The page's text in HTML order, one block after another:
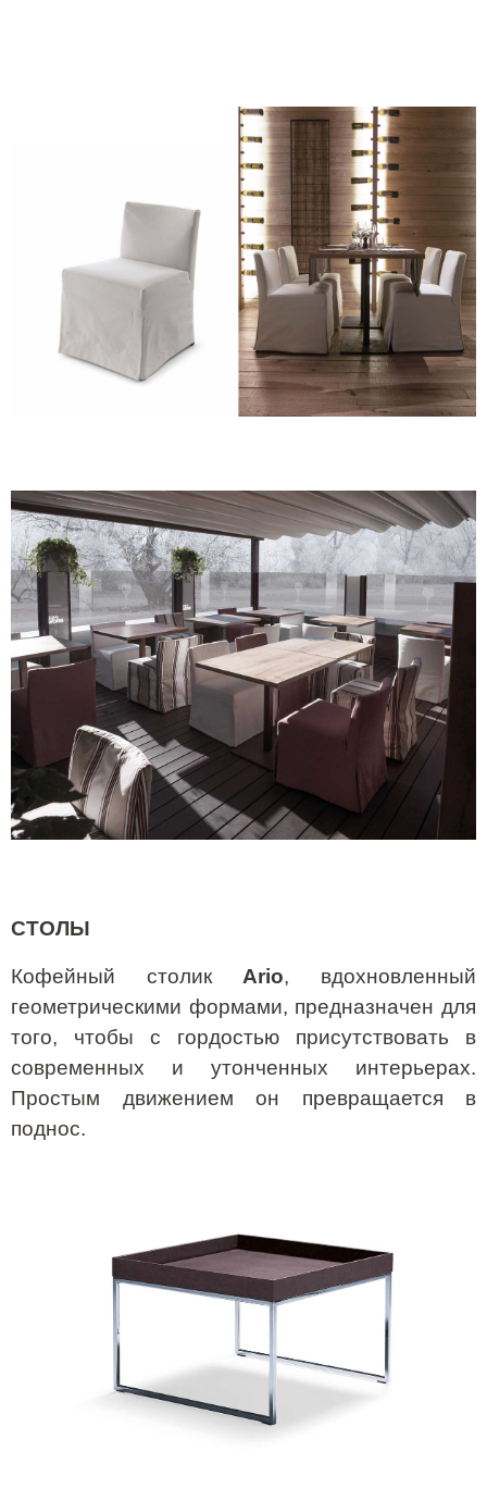
СТОЛЫ
Кофейный столик Ario, вдохновленный
геометрическими формами, предназначен для
того, чтобы с гордостью присутствовать в
современных и утонченных интерьерах.
Простым движением он превращается в
поднос.